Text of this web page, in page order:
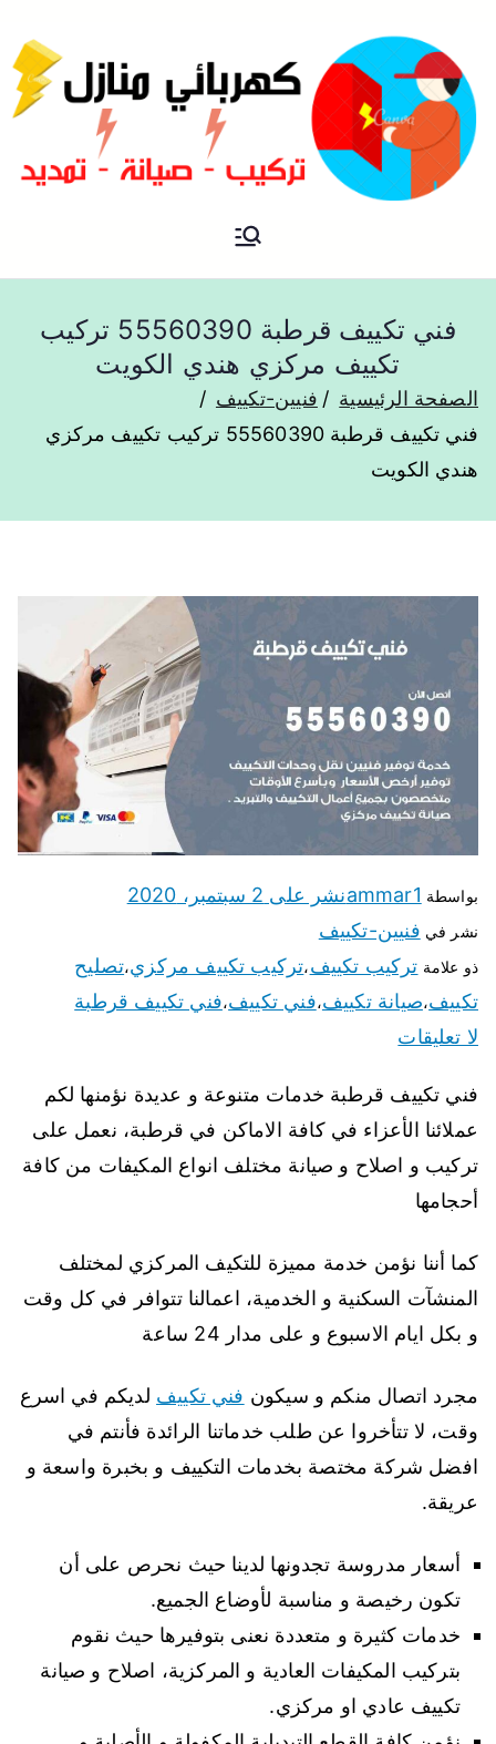
فني كهربائي منازل الكويت
فني تكييف قرطبة 55560390 تركيب
تكييف مركزي هندي الكويت
الصفحة الرئيسية
فنيين-تكييف
فني تكييف قرطبة 55560390 تركيب تكييف مركزي
هندي الكويت
بواسطة ammar1نشر على 2 سبتمبر، 2020
نشر في فنيين-تكييف
ذو علامة تركيب تكييف،تركيب تكييف مركزي،تصليح
تكييف،صيانة تكييف،فني تكييف،فني تكييف قرطبة
لا تعليقات
فني تكييف قرطبة خدمات متنوعة و عديدة نؤمنها لكم
عملائنا الأعزاء في كافة الاماكن في قرطبة، نعمل على
تركيب و اصلاح و صيانة مختلف انواع المكيفات من كافة
أحجامها
كما أننا نؤمن خدمة مميزة للتكيف المركزي لمختلف
المنشآت السكنية و الخدمية، اعمالنا تتوافر في كل وقت
و بكل ايام الاسبوع و على مدار 24 ساعة
مجرد اتصال منكم و سيكون فني تكييف لديكم في اسرع
وقت، لا تتأخروا عن طلب خدماتنا الرائدة فأنتم في
افضل شركة مختصة بخدمات التكييف و بخبرة واسعة و
عريقة.
أسعار مدروسة تجدونها لدينا حيث نحرص على أن
تكون رخيصة و مناسبة لأوضاع الجميع.
خدمات كثيرة و متعددة نعنى بتوفيرها حيث نقوم
بتركيب المكيفات العادية و المركزية، اصلاح و صيانة
تكييف عادي او مركزي.